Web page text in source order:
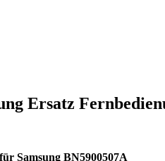
Ersatz
Samsung BN5900507A